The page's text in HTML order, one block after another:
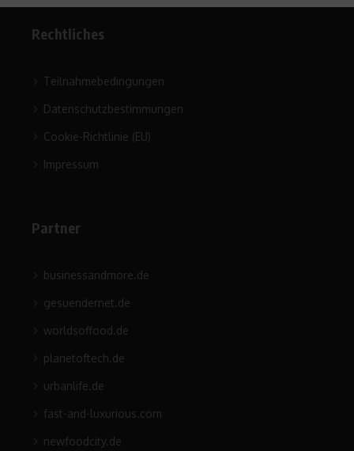
Rechtliches
Teilnahmebedingungen
Datenschutzbestimmungen
Cookie-Richtlinie (EU)
Impressum
Partner
businessandmore.de
gesuendernet.de
worldsoffood.de
planetoftech.de
urbanlife.de
fast-and-luxurious.com
newfoodcity.de